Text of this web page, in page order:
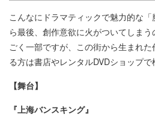
こんなにドラマティックで魅力的な
ら最後、創作意欲に火がついてしま
ごく一部ですが、この街から生まれ
る方は書店やレンタルDVDショップで
【舞台】
『上海バンスキング』